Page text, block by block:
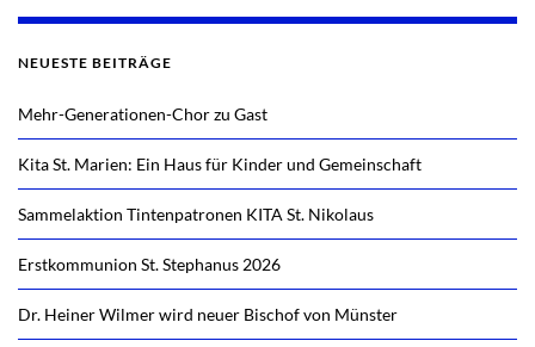
NEUESTE BEITRÄGE
Mehr-Generationen-Chor zu Gast
Kita St. Marien: Ein Haus für Kinder und Gemeinschaft
Sammelaktion Tintenpatronen KITA St. Nikolaus
Erstkommunion St. Stephanus 2026
Dr. Heiner Wilmer wird neuer Bischof von Münster